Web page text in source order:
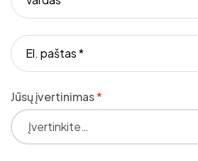
Jūsų įvertinimas*